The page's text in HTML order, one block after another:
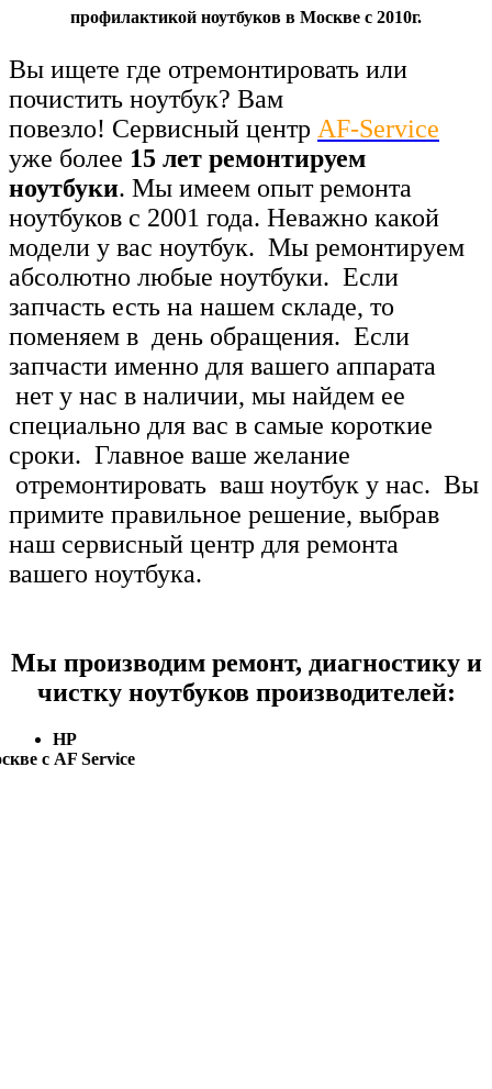
профилактикой ноутбуков в Москве с 2010г.
Вы ищете где отремонтировать или
почистить ноутбук? Вам
повезло! Сервисный центр AF-Service
уже более 15 лет ремонтируем
ноутбуки. Мы имеем опыт ремонта
ноутбуков с 2001 года. Неважно какой
модели у вас ноутбук. Мы ремонтируем
абсолютно любые ноутбуки. Если
запчасть есть на нашем складе, то
поменяем в день обращения. Если
запчасти именно для вашего аппарата
нет у нас в наличии, мы найдем ее
специально для вас в самые короткие
сроки. Главное ваше желание
отремонтировать ваш ноутбук у нас. Вы
примите правильное решение, выбрав
наш сервисный центр для ремонта
вашего ноутбука.
Мы производим ремонт, диагностику и
чистку ноутбуков производителей:
HP